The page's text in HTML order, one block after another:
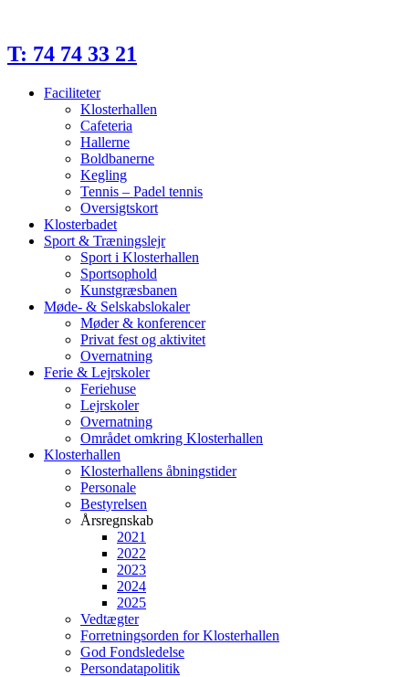
indhold
T: 74 74 33 21
Faciliteter
Klosterhallen
Cafeteria
Hallerne
Boldbanerne
Kegling
Tennis – Padel tennis
Oversigtskort
Klosterbadet
Sport & Træningslejr
Sport i Klosterhallen
Sportsophold
Kunstgræsbanen
Møde- & Selskabslokaler
Møder & konferencer
Privat fest og aktivitet
Overnatning
Ferie & Lejrskoler
Feriehuse
Lejrskoler
Overnatning
Området omkring Klosterhallen
Klosterhallen
Klosterhallens åbningstider
Personale
Bestyrelsen
Årsregnskab
2021
2022
2023
2024
2025
Vedtægter
Forretningsorden for Klosterhallen
God Fondsledelse
Persondatapolitik